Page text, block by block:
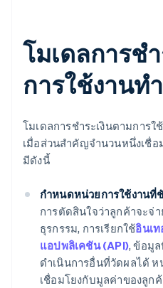
โมเดลการช
การใช้งานท
โมเดลการชำระเงินตามการใ
เมื่อส่วนสำคัญจำนวนหนึ่งเชื่
มีดังนี้
กำหนดหน่วยการใช้งานที่
การตัดสินใจว่าลูกค้าจะจ่า
ธุรกรรม, การเรียกใช้อินเ
แอปพลิเคชัน (API), ข้อมู
ดำเนินการอื่นที่วัดผลได้ ห
เชื่อมโยงกับมูลค่าของลูก